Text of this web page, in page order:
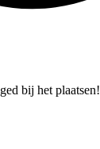
bij het plaatsen!